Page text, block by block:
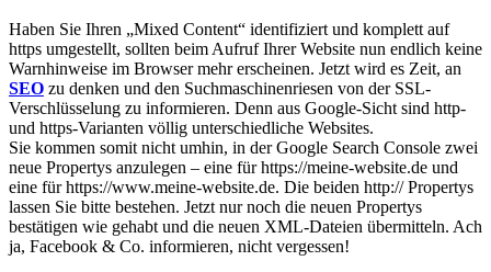
Haben Sie Ihren „Mixed Content“ identifiziert und komplett auf
https umgestellt, sollten beim Aufruf Ihrer Website nun endlich keine
Warnhinweise im Browser mehr erscheinen. Jetzt wird es Zeit, an
SEO zu denken und den Suchmaschinenriesen von der SSL-
Verschlüsselung zu informieren. Denn aus Google-Sicht sind http-
und https-Varianten völlig unterschiedliche Websites.
Sie kommen somit nicht umhin, in der Google Search Console zwei
neue Propertys anzulegen – eine für https://meine-website.de und
eine für https://www.meine-website.de. Die beiden http:// Propertys
lassen Sie bitte bestehen. Jetzt nur noch die neuen Propertys
bestätigen wie gehabt und die neuen XML-Dateien übermitteln. Ach
ja, Facebook & Co. informieren, nicht vergessen!